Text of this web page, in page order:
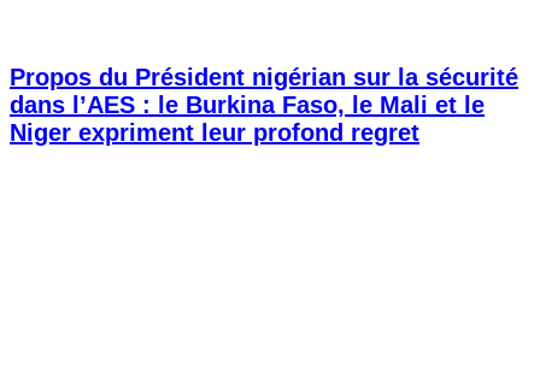
Propos du Président nigérian sur la sécurité
dans l’AES : le Burkina Faso, le Mali et le
Niger expriment leur profond regret